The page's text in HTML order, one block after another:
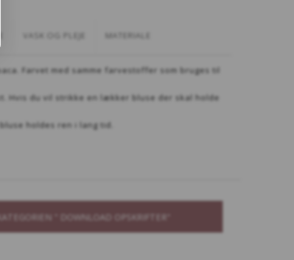
VASK OG PLEJE MATERIALE
Farvet med samme farvestoffer som bruges til
Hvis du vil strikke en lækker bluse der skal holde
holdes ren i lang tid.
" DOWNLOAD OPSKRIFTER"